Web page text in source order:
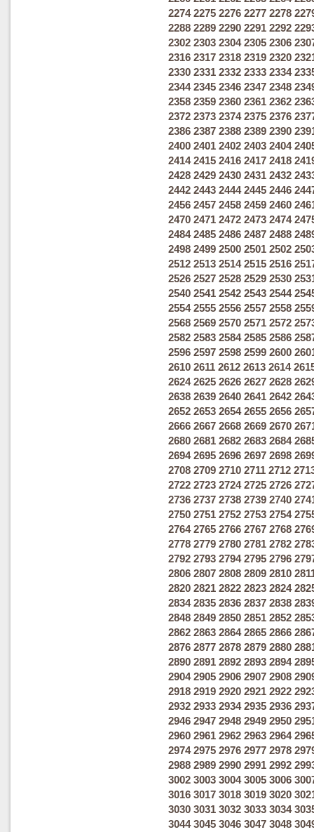
2274 2275 2276 2277 2278
2288 2289 2290 2291 2292
2302 2303 2304 2305 2306
2316 2317 2318 2319 2320
2330 2331 2332 2333 2334
2344 2345 2346 2347 2348
2358 2359 2360 2361 2362
2372 2373 2374 2375 2376
2386 2387 2388 2389 2390
2400 2401 2402 2403 2404
2414 2415 2416 2417 2418
2428 2429 2430 2431 2432
2442 2443 2444 2445 2446
2456 2457 2458 2459 2460
2470 2471 2472 2473 2474
2484 2485 2486 2487 2488
2498 2499 2500 2501 2502
2512 2513 2514 2515 2516
2526 2527 2528 2529 2530
2540 2541 2542 2543 2544
2554 2555 2556 2557 2558
2568 2569 2570 2571 2572
2582 2583 2584 2585 2586
2596 2597 2598 2599 2600
2610 2611 2612 2613 2614
2624 2625 2626 2627 2628
2638 2639 2640 2641 2642
2652 2653 2654 2655 2656
2666 2667 2668 2669 2670
2680 2681 2682 2683 2684
2694 2695 2696 2697 2698
2708 2709 2710 2711 2712
2722 2723 2724 2725 2726
2736 2737 2738 2739 2740
2750 2751 2752 2753 2754
2764 2765 2766 2767 2768
2778 2779 2780 2781 2782
2792 2793 2794 2795 2796
2806 2807 2808 2809 2810
2820 2821 2822 2823 2824
2834 2835 2836 2837 2838
2848 2849 2850 2851 2852
2862 2863 2864 2865 2866
2876 2877 2878 2879 2880
2890 2891 2892 2893 2894
2904 2905 2906 2907 2908
2918 2919 2920 2921 2922
2932 2933 2934 2935 2936
2946 2947 2948 2949 2950
2960 2961 2962 2963 2964
2974 2975 2976 2977 2978
2988 2989 2990 2991 2992
3002 3003 3004 3005 3006
3016 3017 3018 3019 3020
3030 3031 3032 3033 3034
3044 3045 3046 3047 3048